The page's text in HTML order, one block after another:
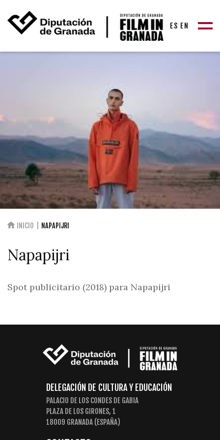
ES EN
INICIO NAPAPIJRI
Napapijri
Spot publicitario (2018) para Napapijri
DELEGACIÓN DE CULTURA Y EDUCACIÓN
PALACIO DE LOS CONDES DE GABIA
PLAZA DE LOS GIRONES, 1
18009 GRANADA (ESPAÑA)